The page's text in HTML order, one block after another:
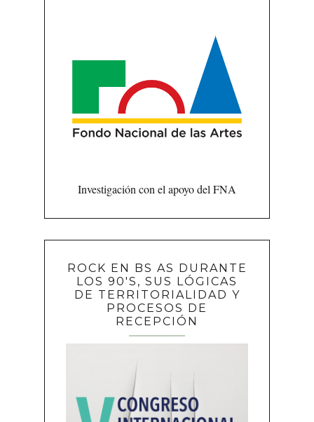
Investigación con el apoyo del FNA
ROCK EN BS AS DURANTE
LOS 90'S, SUS LÓGICAS
DE TERRITORIALIDAD Y
PROCESOS DE
RECEPCIÓN